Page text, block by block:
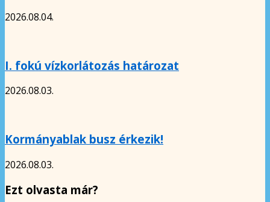
2026.08.04.
I. fokú vízkorlátozás határozat
2026.08.03.
Kormányablak busz érkezik!
2026.08.03.
Ezt olvasta már?